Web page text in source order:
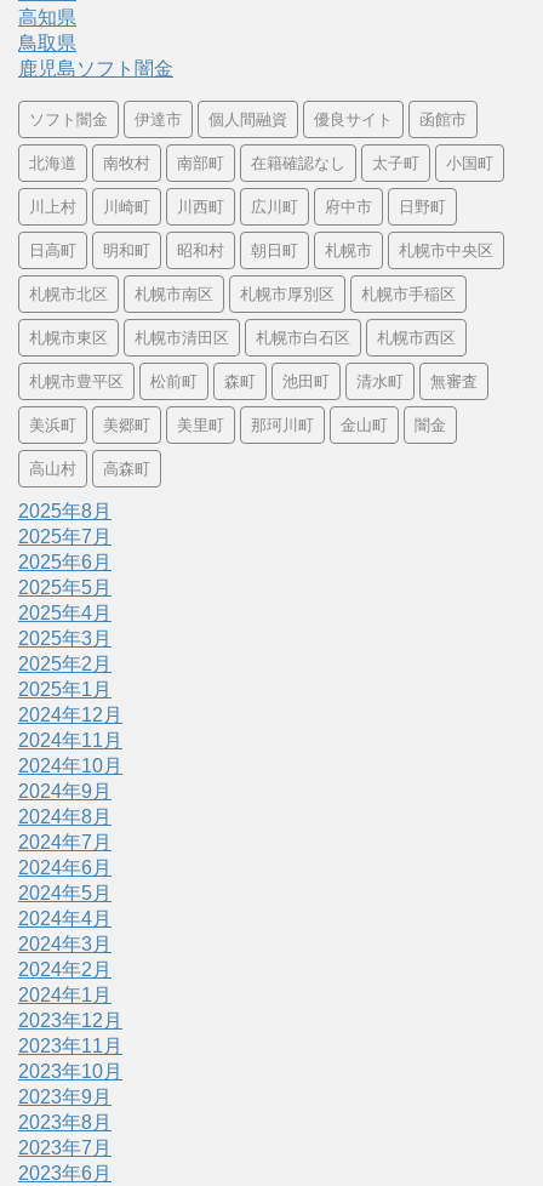
高知県
鳥取県
鹿児島ソフト闇金
ソフト闇金 伊達市 個人間融資 優良サイト 函館市
北海道 南牧村 南部町 在籍確認なし 太子町 小国町
川上村 川崎町 川西町 広川町 府中市 日野町
日高町 明和町 昭和村 朝日町 札幌市 札幌市中央区
札幌市北区 札幌市南区 札幌市厚別区 札幌市手稲区
札幌市東区 札幌市清田区 札幌市白石区 札幌市西区
札幌市豊平区 松前町 森町 池田町 清水町 無審査
美浜町 美郷町 美里町 那珂川町 金山町 闇金
高山村 高森町
2025年8月
2025年7月
2025年6月
2025年5月
2025年4月
2025年3月
2025年2月
2025年1月
2024年12月
2024年11月
2024年10月
2024年9月
2024年8月
2024年7月
2024年6月
2024年5月
2024年4月
2024年3月
2024年2月
2024年1月
2023年12月
2023年11月
2023年10月
2023年9月
2023年8月
2023年7月
2023年6月